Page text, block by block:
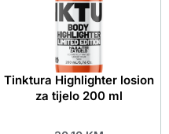
Tinktura Highlighter losion
za tijelo 200 ml